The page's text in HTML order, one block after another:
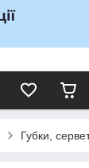
Губки,